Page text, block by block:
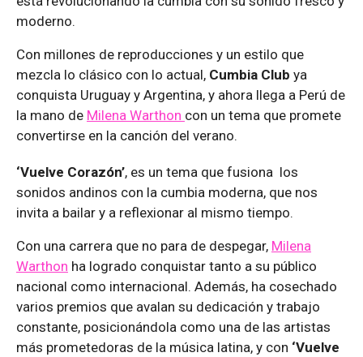
moderno.
Con millones de reproducciones y un estilo que
mezcla lo clásico con lo actual, Cumbia Club ya
conquista Uruguay y Argentina, y ahora llega a Perú de
la mano de Milena Warthon con un tema que promete
convertirse en la canción del verano.
‘Vuelve Corazón’, es un tema que fusiona los
sonidos andinos con la cumbia moderna, que nos
invita a bailar y a reflexionar al mismo tiempo.
Con una carrera que no para de despegar, Milena
Warthon ha logrado conquistar tanto a su público
nacional como internacional. Además, ha cosechado
varios premios que avalan su dedicación y trabajo
constante, posicionándola como una de las artistas
más prometedoras de la música latina, y con ‘Vuelve